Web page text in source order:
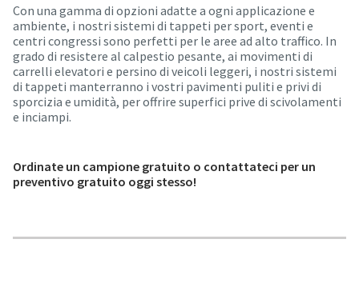
Con una gamma di opzioni adatte a ogni applicazione e
ambiente, i nostri sistemi di tappeti per sport, eventi e
centri congressi sono perfetti per le aree ad alto traffico. In
grado di resistere al calpestio pesante, ai movimenti di
carrelli elevatori e persino di veicoli leggeri, i nostri sistemi
di tappeti manterranno i vostri pavimenti puliti e privi di
sporcizia e umidità, per offrire superfici prive di scivolamenti
e inciampi.
Ordinate un campione gratuito o contattateci per un
preventivo gratuito oggi stesso!